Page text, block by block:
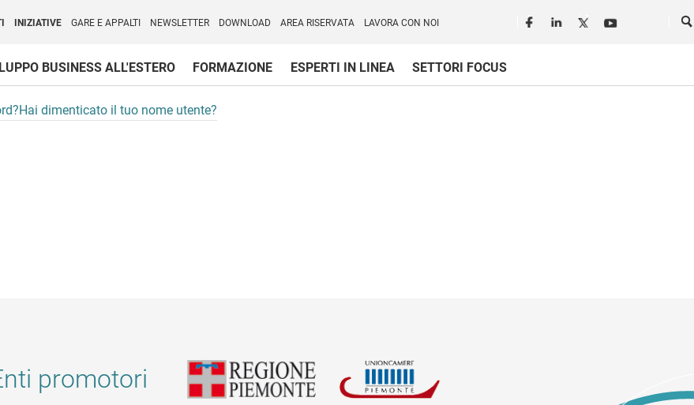
INIZIATIVE GARE E APPALTI NEWSLETTER DOWNLOAD AREA RISERVATA LAVORA CON NOI Seguici in rete
BUSINESS ALL'ESTERO FORMAZIONE ESPERTI IN LINEA
SETTORI FOCUS
Hai dimenticato il tuo nome utente?
promotori